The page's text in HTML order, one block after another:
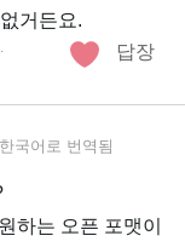
거든요.
답장
.
한국어 로 번역됨
하는 오픈 포맷이